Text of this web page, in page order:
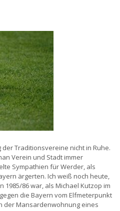
Traditionsvereine nicht in Ruhe.
Verein und Stadt immer
Sympathien für Werder, als
ärgerten. Ich weiß noch heute,
1985/86 war, als Michael Kutzop im
die Bayern vom Elfmeterpunkt
der Mansardenwohnung eines